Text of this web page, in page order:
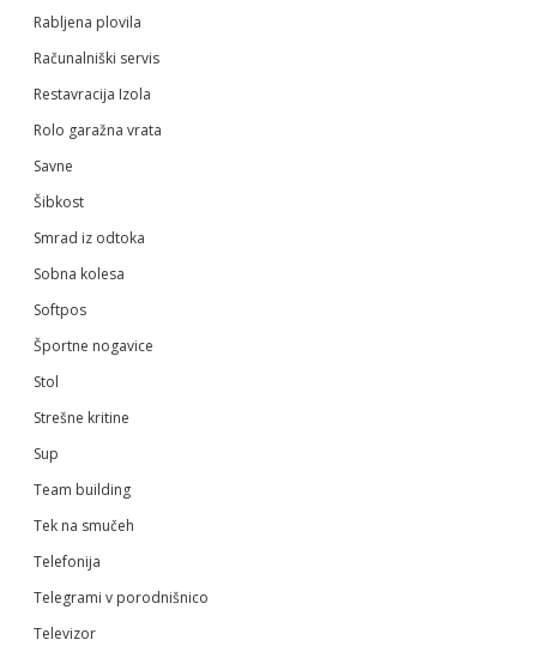
Rabljena plovila
Računalniški servis
Restavracija Izola
Rolo garažna vrata
Savne
Šibkost
Smrad iz odtoka
Sobna kolesa
Softpos
Športne nogavice
Stol
Strešne kritine
Sup
Team building
Tek na smučeh
Telefonija
Telegrami v porodnišnico
Televizor